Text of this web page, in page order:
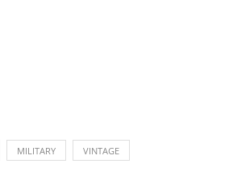
MILITARY VINTAGE